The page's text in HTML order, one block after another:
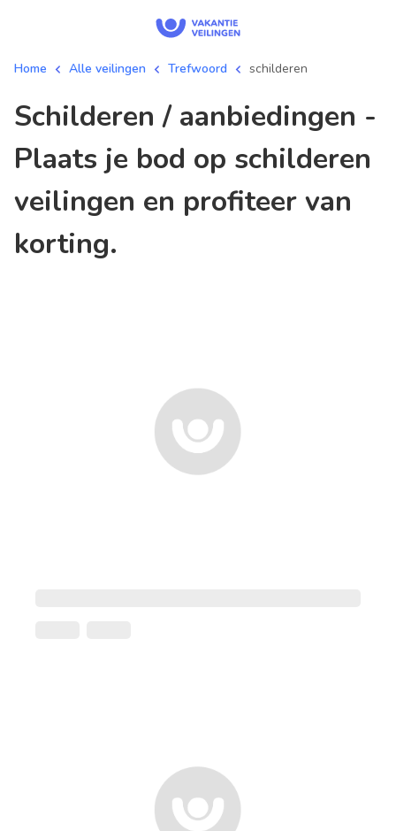
Home Alle veilingen Trefwoord schilderen
schilderen / aanbiedingen -
Plaats je bod op schilderen
veilingen en profiteer van
korting.